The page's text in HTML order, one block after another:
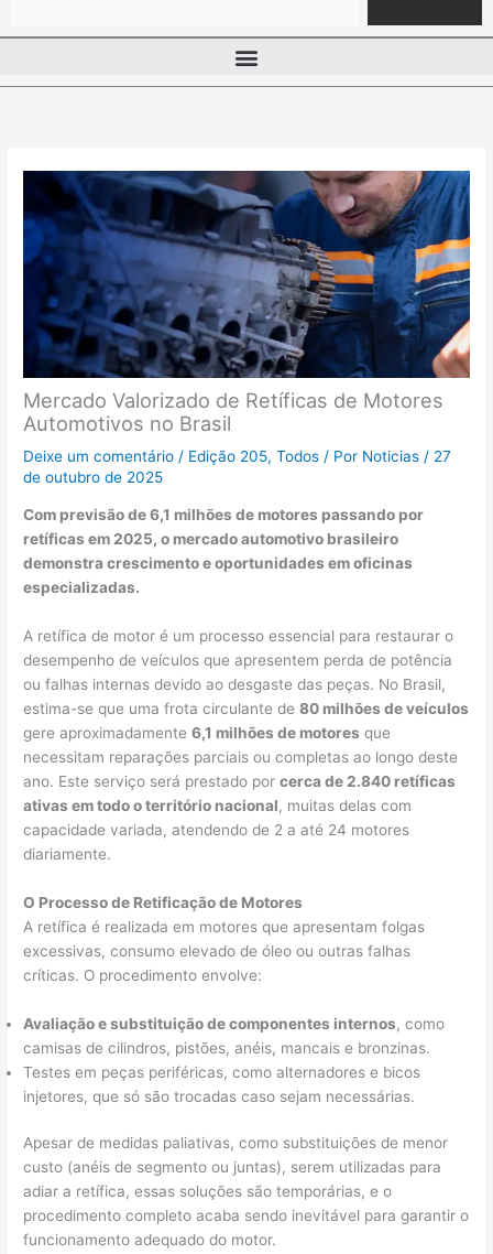
Mercado Valorizado de Retíficas de Motores
Automotivos no Brasil
Deixe um comentário / Edição 205,Todos / Por Noticias / 27
de outubro de 2025
Com previsão de 6,1 milhões de motores passando por
retíficas em 2025, o mercado automotivo brasileiro
demonstra crescimento e oportunidades em oficinas
especializadas.
A retífica de motor é um processo essencial para restaurar o
desempenho de veículos que apresentem perda de potência
ou falhas internas devido ao desgaste das peças. No Brasil,
estima-se que uma frota circulante de80 milhões de veículos
gere aproximadamente6,1 milhões de motores que
necessitam reparações parciais ou completas ao longo deste
ano. Este serviço será prestado porcerca de 2.840 retíficas
ativas em todo o território nacional, muitas delas com
capacidade variada, atendendo de 2 a até 24 motores
diariamente.
O Processo de Retificação de Motores
A retífica é realizada em motores que apresentam folgas
excessivas, consumo elevado de óleo ou outras falhas
críticas. O procedimento envolve:
Avaliação e substituição de componentes internos, como
camisas de cilindros, pistões, anéis, mancais e bronzinas.
Testes em peças periféricas, como alternadores e bicos
injetores, que só são trocadas caso sejam necessárias.
Apesar de medidas paliativas, como substituições de menor
custo (anéis de segmento ou juntas), serem utilizadas para
adiar a retífica, essas soluções são temporárias, e o
procedimento completo acaba sendo inevitável para garantir o
funcionamento adequado do motor.